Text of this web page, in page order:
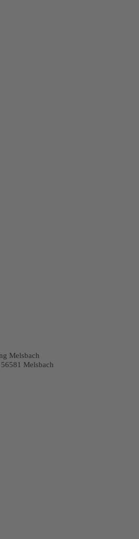
Melsbach
Melsbach